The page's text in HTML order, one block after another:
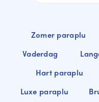
Zomer paraplu
Vaderdag
Hart paraplu
Luxe paraplu